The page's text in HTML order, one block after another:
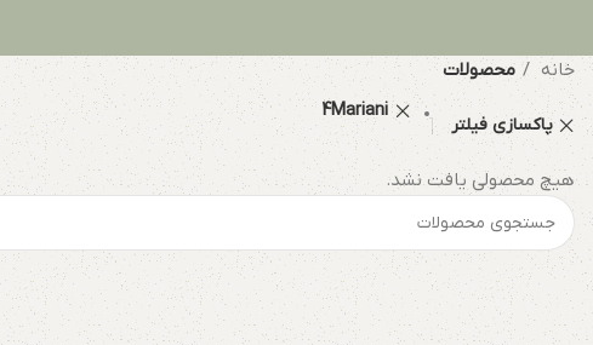
خانه محصولات
پاکسازی فیلتر
4Mariani
هیچ محصولی یافت نشد.